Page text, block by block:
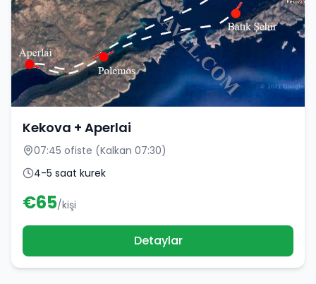
Kekova + Aperlai
07:45 ofiste (Kalkan 07:30)
4-5 saat kurek
€65/kişi
Detaylar